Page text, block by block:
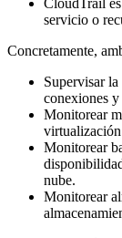
CloudTrail
servicio o
Concretamente,
Supervisar
conexiones
Monitorear
Monitorear
nube.
Monitorear